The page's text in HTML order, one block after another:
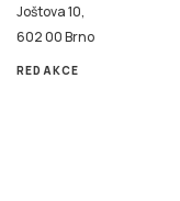
Joštova 10,
602 00 Brno
REDAKCE